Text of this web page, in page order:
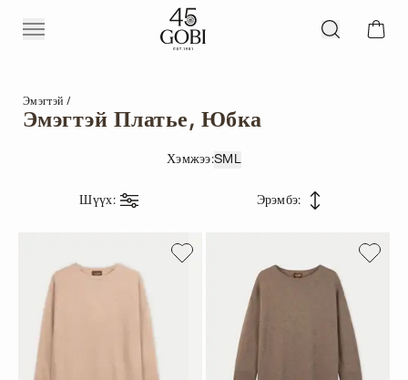
Эмэгтэй
Эмэгтэй Платье, Юбка
Хэмжээ:SM L
Шүүх: Эрэмбэ: